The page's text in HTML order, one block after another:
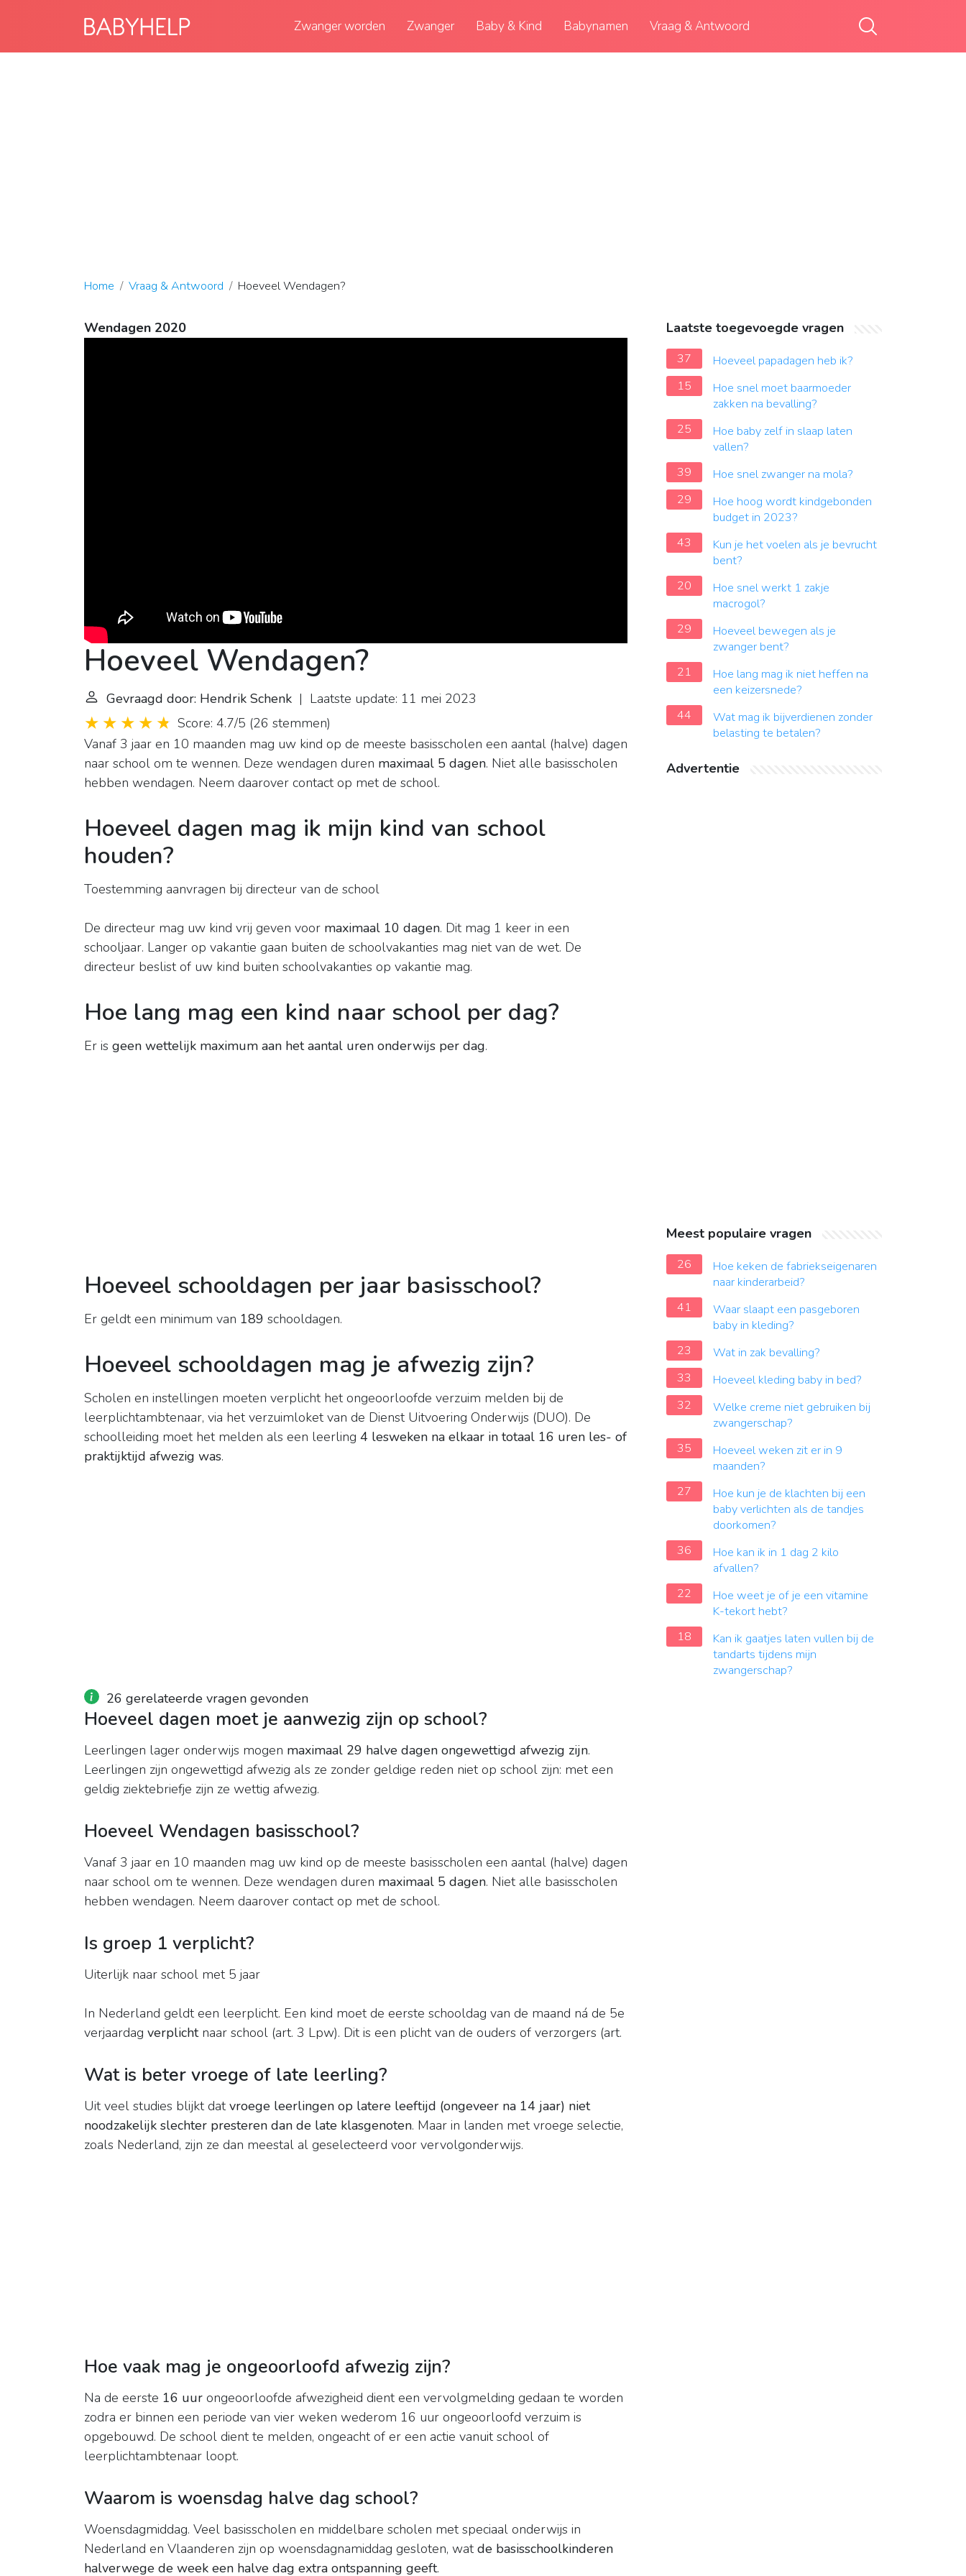
Zwanger worden Zwanger Baby & Kind Babynamen Vraag & Antwoord
Home Vraag & Antwoord Hoeveel Wendagen?
Wendagen 2020
Hoeveel Wendagen?
Gevraagd door: Hendrik Schenk | Laatste update: 11 mei 2023
Score: 4.7/5 (26 stemmen)
Vanaf 3 jaar en 10 maanden mag uw kind op de meeste basisscholen een aantal (halve) dagen
naar school om te wennen. Deze wendagen duren maximaal 5 dagen. Niet alle basisscholen
hebben wendagen. Neem daarover contact op met de school.
Hoeveel dagen mag ik mijn kind van school
houden?
Toestemming aanvragen bij directeur van de school
De directeur mag uw kind vrij geven voor maximaal 10 dagen. Dit mag 1 keer in een
schooljaar. Langer op vakantie gaan buiten de schoolvakanties mag niet van de wet. De
directeur beslist of uw kind buiten schoolvakanties op vakantie mag.
Hoe lang mag een kind naar school per dag?
Er is geen wettelijk maximum aan het aantal uren onderwijs per dag.
Hoeveel schooldagen per jaar basisschool?
Er geldt een minimum van 189 schooldagen.
Hoeveel schooldagen mag je afwezig zijn?
Scholen en instellingen moeten verplicht het ongeoorloofde verzuim melden bij de
leerplichtambtenaar, via het verzuimloket van de Dienst Uitvoering Onderwijs (DUO). De
schoolleiding moet het melden als een leerling 4 lesweken na elkaar in totaal 16 uren les- of
praktijktijd afwezig was.
26 gerelateerde vragen gevonden
Hoeveel dagen moet je aanwezig zijn op school?
Leerlingen lager onderwijs mogen maximaal 29 halve dagen ongewettigd afwezig zijn.
Leerlingen zijn ongewettigd afwezig als ze zonder geldige reden niet op school zijn: met een
geldig ziektebriefje zijn ze wettig afwezig.
Hoeveel Wendagen basisschool?
Vanaf 3 jaar en 10 maanden mag uw kind op de meeste basisscholen een aantal (halve) dagen
naar school om te wennen. Deze wendagen duren maximaal 5 dagen. Niet alle basisscholen
hebben wendagen. Neem daarover contact op met de school.
Is groep 1 verplicht?
Uiterlijk naar school met 5 jaar
In Nederland geldt een leerplicht. Een kind moet de eerste schooldag van de maand ná de 5e
verjaardag verplichtnaar school (art. 3 Lpw). Dit is een plicht van de ouders of verzorgers (art.
Wat is beter vroege of late leerling?
Uit veel studies blijkt datvroege leerlingen op latere leeftijd (ongeveer na 14 jaar) niet
noodzakelijk slechter presteren dan de late klasgenoten. Maar in landen met vroege selectie,
zoals Nederland, zijn ze dan meestal al geselecteerd voor vervolgonderwijs.
Hoe vaak mag je ongeoorloofd afwezig zijn?
Na de eerste 16 uur ongeoorloofde afwezigheid dient een vervolgmelding gedaan te worden
zodra er binnen een periode van vier weken wederom 16 uur ongeoorloofd verzuim is
opgebouwd. De school dient te melden, ongeacht of er een actie vanuit school of
leerplichtambtenaar loopt.
Waarom is woensdag halve dag school?
Woensdagmiddag. Veel basisscholen en middelbare scholen met speciaal onderwijs in
Nederland en Vlaanderen zijn op woensdagnamiddag gesloten, watde basisschoolkinderen
halverwege de week een halve dag extra ontspanning geeft.
Laatste toegevoegde vragen
37
Hoeveel papadagen heb ik?
15
Hoe snel moet baarmoeder
zakken na bevalling?
25
Hoe baby zelf in slaap laten
vallen?
39
Hoe snel zwanger na mola?
29
Hoe hoog wordt kindgebonden
budget in 2023?
43
Kun je het voelen als je bevrucht
bent?
20
Hoe snel werkt 1 zakje
macrogol?
29
Hoeveel bewegen als je
zwanger bent?
21
Hoe lang mag ik niet heffen na
een keizersnede?
44
Wat mag ik bijverdienen zonder
belasting te betalen?
Advertentie
Meest populaire vragen
26
Hoe keken de fabriekseigenaren
naar kinderarbeid?
41
Waar slaapt een pasgeboren
baby in kleding?
23
Wat in zak bevalling?
33
Hoeveel kleding baby in bed?
32
Welke creme niet gebruiken bij
zwangerschap?
35
Hoeveel weken zit er in 9
maanden?
27
Hoe kun je de klachten bij een
baby verlichten als de tandjes
doorkomen?
36
Hoe kan ik in 1 dag 2 kilo
afvallen?
22
Hoe weet je of je een vitamine
K-tekort hebt?
18
Kan ik gaatjes laten vullen bij de
tandarts tijdens mijn
zwangerschap?